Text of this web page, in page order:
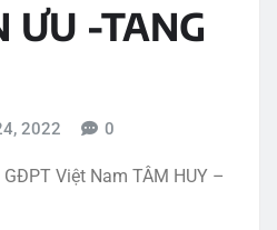
ƯU -TANG
2022 0
Việt Nam TÂM HUY –